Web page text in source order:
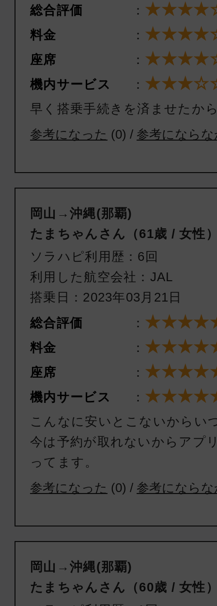
総合評価
：
料金 ：
座席 ：
機内サービス ：
早く搭乗手続きを済ませたか
参考になった (0) / 参考になら
岡山→沖縄(那覇)
たまちゃんさん（61歳 / 女性
ソラハピ利用歴：6回
利用した航空会社：JAL
搭乗日：2023年03月21日
総合評価
：
料金 ：
座席 ：
機内サービス ：
こんなに安いとこないからい
今は予約が取れないからアプ
ってます。
参考になった (0) / 参考になら
岡山→沖縄(那覇)
たまちゃんさん（60歳 / 女性